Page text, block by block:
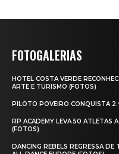
FOTOGALERIAS
HOTEL COSTA VERDE
ARTE E TURISMO (FOTOS)
PILOTO POVEIRO CONQUISTA
RP ACADEMY LEVA 50 ATLETAS
(FOTOS)
DANCING REBELS REGRESSA